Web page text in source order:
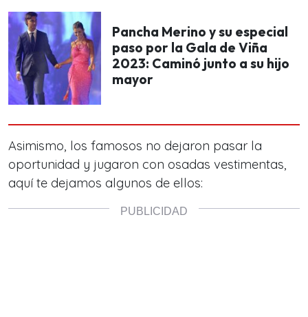
Pancha Merino y su especial
paso por la Gala de Viña
2023: Caminó junto a su hijo
mayor
Asimismo, los famosos no dejaron pasar la
oportunidad y jugaron con osadas vestimentas,
aquí te dejamos algunos de ellos: